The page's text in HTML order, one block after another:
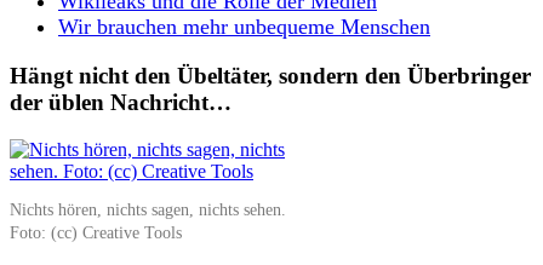
Wir brauchen mehr unbequeme Menschen
Hängt nicht den Übeltäter, sondern den Überbringer
der üblen Nachricht…
Nichts hören, nichts sagen, nichts sehen.
Foto: (cc) Creative Tools